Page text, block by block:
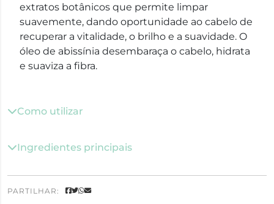
extratos botânicos que permite limpar
suavemente, dando oportunidade ao cabelo de
recuperar a vitalidade, o brilho e a suavidade. O
óleo de abissínia desembaraça o cabelo, hidrata
e suaviza a fibra.
Como utilizar
Ingredientes principais
PARTILHAR: